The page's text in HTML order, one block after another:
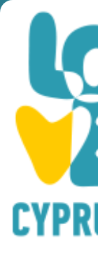
You are here:
RESTAURANTt